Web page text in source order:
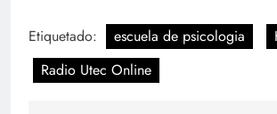
Etiquetado: escuela de psicologia
Radio Utec Online